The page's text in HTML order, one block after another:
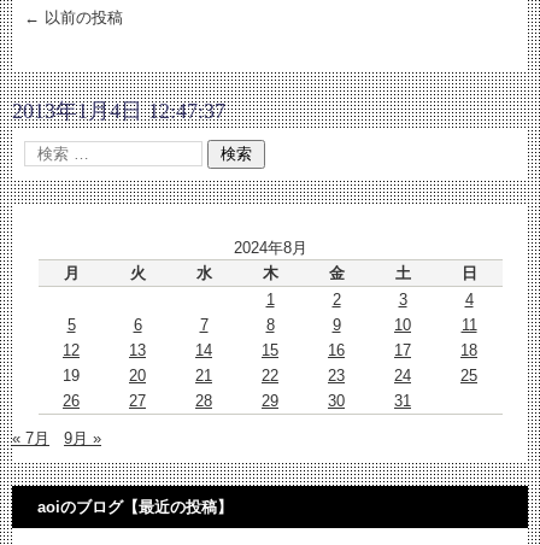
← 以前の投稿
2013年1月4日 12:47:37
2024年8月
月
火 水 木 金 土
日
1
2 3
4
5
6 7 8 9 10
11
12
13 14 15 16 17
18
19
20 21 22 23 24
25
26
27 28 29 30 31
« 7月 9月 »
aoiのブログ【最近の投稿】